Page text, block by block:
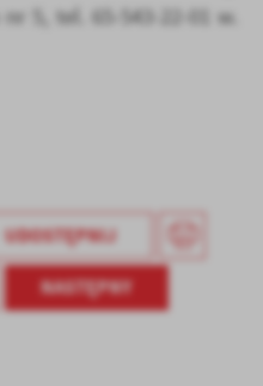
5, tel. 65-543-22-01 w.
UDOSTĘPNIJ
NASTĘPNY